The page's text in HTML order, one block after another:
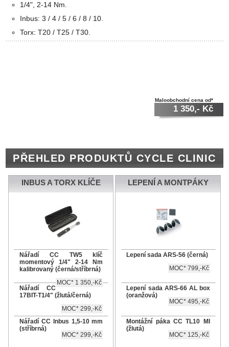
1/4", 2-14 Nm.
Inbus: 3 / 4 / 5 / 6 / 8 / 10.
Torx: T20 / T25 / T30.
Maloobchodní cena od*
1 350,- Kč
PŘEHLED PRODUKTŮ CYCLE CLINIC
INBUS A TORX KLÍČE
Nářadí CC TW5 klíč
momentový 1/4" 2-14 Nm
kalibrovaný (černá/stříbrná)
MOC* 1 350,-Kč
Nářadí CC
17BIT-T1/4" (žlutá/černá)
MOC* 299,-Kč
Nářadí CC Inbus 1,5-10 mm
(stříbrná)
MOC* 299,-Kč
LEPENÍ A MONTPÁKY
Lepení sada ARS-56 (černá)
MOC* 799,-Kč
Lepení sada ARS-66 AL box
(oranžová)
MOC* 495,-Kč
Montážní páka CC TL10 MI
(žlutá)
MOC* 125,-Kč